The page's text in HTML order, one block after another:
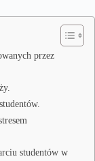
przez
studentów w